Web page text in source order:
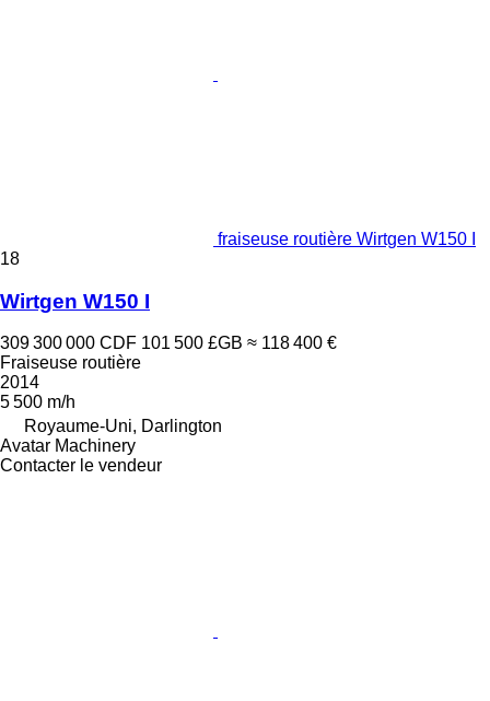
fraiseuse routière Wirtgen W150 I
18
Wirtgen W150 I
309 300 000 CDF 101 500 £GB ≈ 118 400 €
Fraiseuse routière
2014
5 500 m/h
Royaume-Uni, Darlington
Avatar Machinery
Contacter le vendeur